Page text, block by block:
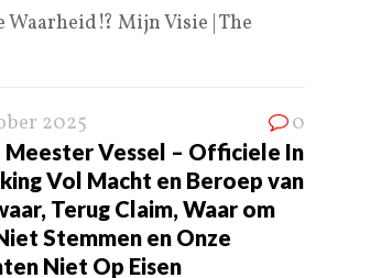
Mijn Visie | The
2025 0
Meester Vessel – Officiele In
Vol Macht en Beroep van
Terug Claim, Waar om
Stemmen en Onze
Niet Op Eisen